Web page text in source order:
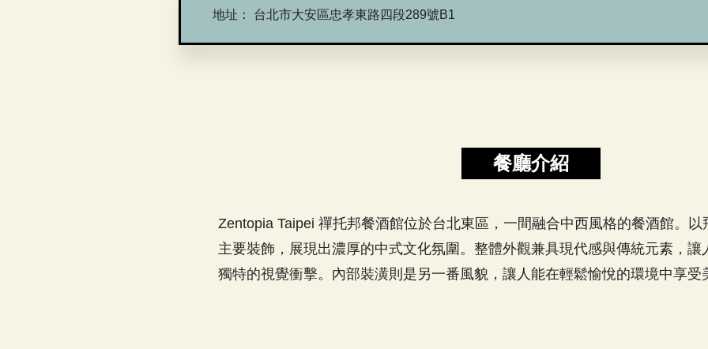
地址： 台北市大安區忠孝東路四段289號B1
餐廳介紹
Zentopia Taipei 禪托邦餐酒館位於台北東區，一間融合中西風格的餐酒館。以
主要裝飾，展現出濃厚的中式文化氛圍。整體外觀兼具現代感與傳統元素，讓
獨特的視覺衝擊。內部裝潢則是另一番風貌，讓人能在輕鬆愉悅的環境中享受